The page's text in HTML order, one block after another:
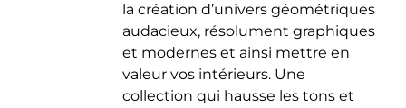
la création d’univers géométriques
audacieux, résolument graphiques
et modernes et ainsi mettre en
valeur vos intérieurs. Une
collection qui hausse les tons et